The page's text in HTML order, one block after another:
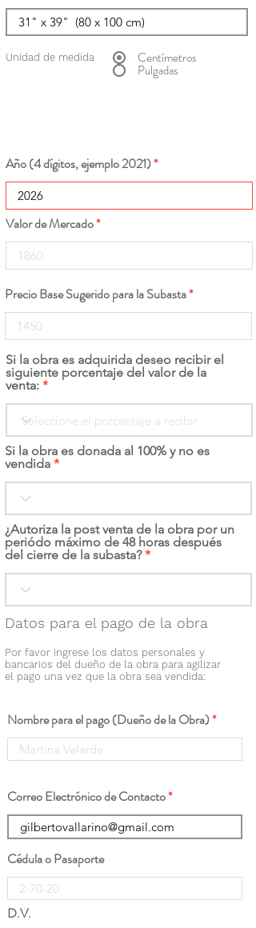
Unidad de medida Centímetros
Pulgadas
Año (4 dígitos, ejemplo 2021)
Valor de Mercado
Precio Base Sugerido para la Subasta
Si la obra es adquirida deseo recibir el
siguiente porcentaje del valor de la
venta:
Si la obra es donada al 100% y no es
vendida
¿Autoriza la post venta de la obra por un
periódo máximo de 48 horas después
del cierre de la subasta?
Datos para el pago de la obra
Por favor ingrese los datos personales y
bancarios del dueño de la obra para agilizar
el pago una vez que la obra sea vendida:
Nombre para el pago (Dueño de la Obra)
Correo Electrónico de Contacto
Cédula o Pasaporte
D.V.